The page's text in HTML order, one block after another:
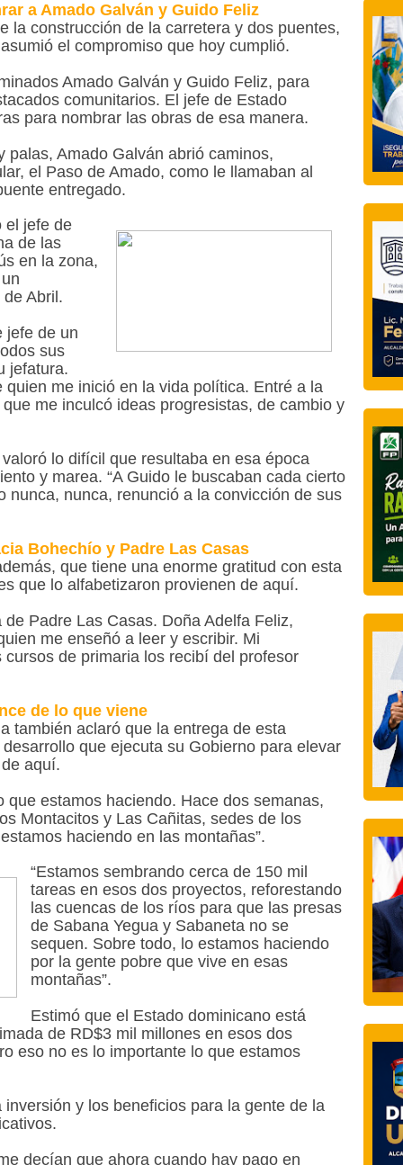
a Amado Galván y Guido Feliz
la construcción de la carretera y dos puentes,
el compromiso que hoy cumplió.
Amado Galván y Guido Feliz, para
comunitarios. El jefe de Estado
para nombrar las obras de esa manera.
palas, Amado Galván abrió caminos,
el Paso de Amado, como le llamaban al
entregado.
el jefe de
de las
en la zona,
Abril.
jefe de un
sus
jefatura.
me inició en la vida política. Entré a la
me inculcó ideas progresistas, de cambio y
lo difícil que resultaba en esa época
y marea. “A Guido le buscaban cada cierto
nunca, nunca, renunció a la convicción de sus
Bohechío y Padre Las Casas
que tiene una enorme gratitud con esta
que lo alfabetizaron provienen de aquí.
Padre Las Casas. Doña Adelfa Feliz,
me enseñó a leer y escribir. Mi
de primaria los recibí del profesor
de lo que viene
también aclaró que la entrega de esta
que ejecuta su Gobierno para elevar
aquí.
que estamos haciendo. Hace dos semanas,
Montacitos y Las Cañitas, sedes de los
haciendo en las montañas”.
“Estamos sembrando cerca de 150 mil
tareas en esos dos proyectos, reforestando
las cuencas de los ríos para que las presas
de Sabana Yegua y Sabaneta no se
sequen. Sobre todo, lo estamos haciendo
por la gente pobre que vive en esas
montañas”.
Estimó que el Estado dominicano está
de RD$3 mil millones en esos dos
eso no es lo importante lo que estamos
y los beneficios para la gente de la
decían que ahora cuando hay pago en